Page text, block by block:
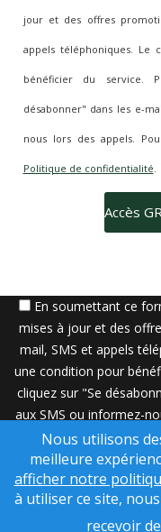
jour et des offres
appels téléphoniques. Le
bénéficier du service.
désabonner" dans les e-
nous lors des appels.
Politique de confidentialité.
En soumettant ce
mises à jour et des
mail, SMS et appels
une condition pour
cliquez sur "Se
aux SMS ou informez-
veuillez
Une solution
Computing Inc.
Contenu utilisé sous
Nous utilisons
meilleure
afficher notre
à utiliser ce site,
recevoir